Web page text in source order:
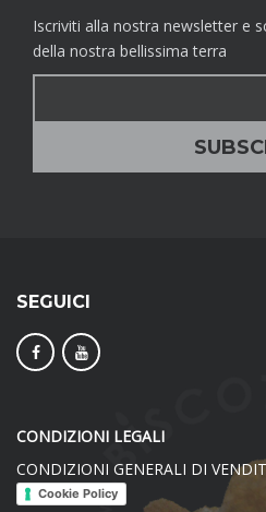
Iscriviti alla nostra newsletter e
della nostra bellissima terra
SEGUICI
CONDIZIONI LEGALI
CONDIZIONI GENERALI DI
Cookie Policy